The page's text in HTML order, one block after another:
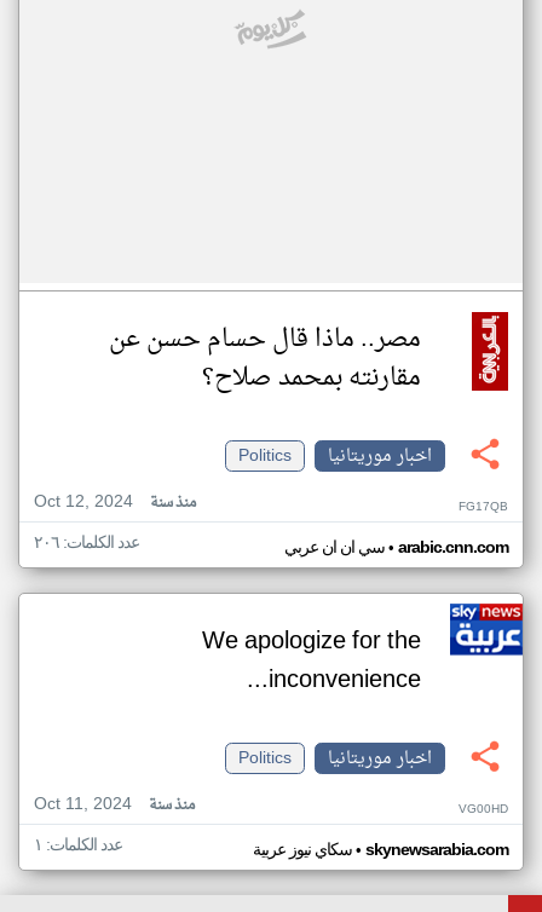
مصر.. ماذا قال حسام حسن عن
مقارنته بمحمد صلاح؟
اخبار موريتانيا
Politics
Oct 12, 2024
منذ سنة FG17QB
سي ان ان عربي• arabic.cnn.com عدد الكلمات: ٢٠٦
We apologize for the
inconvenience...
اخبار موريتانيا
Politics
Oct 11, 2024
منذ سنة VG00HD
سكاي نيوز عربية• skynewsarabia.com عدد الكلمات: ١